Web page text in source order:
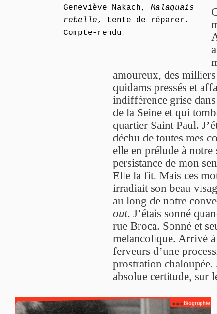
Geneviève Nakach, Malaquais
rebelle, tente de réparer.
Compte-rendu.
amoureux, des
quidams pressés et
indifférence grise
de la Seine et qui
quartier Saint Paul.
déchu de toutes mes
elle en prélude à notre
persistance de mon
Elle la fit. Mais ces
irradiait son beau
au long de notre
out. J’étais sonné
rue Broca. Sonné et
mélancolique. Arrivé à
ferveurs d’une
prostration chaloupée.
absolue certitude, sur